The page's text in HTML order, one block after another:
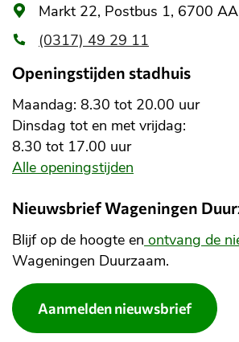
Algemeen
adres
Markt 22, Postbus 1, 6700 AA
(0317) 49 29 11
Openingstijden stadhuis
Maandag: 8.30 tot 20.00 uur
Dinsdag tot en met vrijdag:
8.30 tot 17.00 uur
Alle openingstijden
Nieuwsbrief Wageningen
Blijf op de hoogte en ontvang de
Wageningen Duurzaam.
Aanmelden nieuwsbrief